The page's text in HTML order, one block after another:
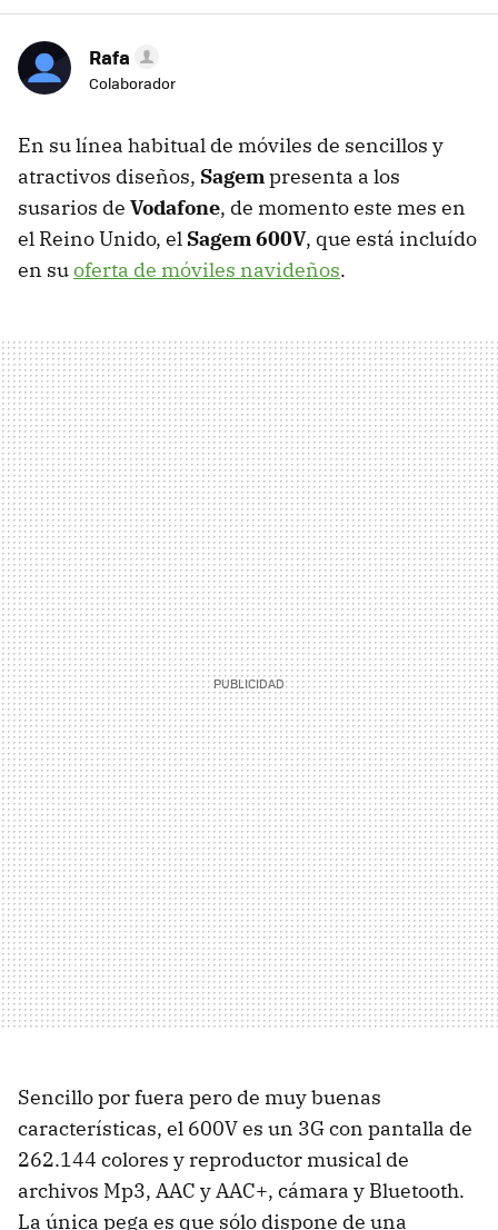
Rafa
Colaborador
En su línea habitual de móviles de sencillos y
atractivos diseños, Sagempresenta a los
susarios de Vodafone, de momento este mes en
el Reino Unido, el Sagem 600V, que está incluído
en suoferta de móviles navideños.
Sencillo por fuera pero de muy buenas
características, el 600V es un 3G con pantalla de
262.144 colores y reproductor musical de
archivos Mp3, AAC y AAC+, cámara y Bluetooth.
La única pega es que sólo dispone de una